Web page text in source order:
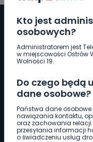
Kto jest
osobowych?
Administratorem jest
w miejscowości Ostrów
Wolności 19.
Do czego będą
dane osobowe?
Państwa dane
nawiązania kontaktu,
oraz zachowania relacji
przesyłania informacji
o świadczeniu usług
Pobierz logotyp
LINIA INTERWENCYJNA
661 997 997
REDAKCJA
62 735 22 22